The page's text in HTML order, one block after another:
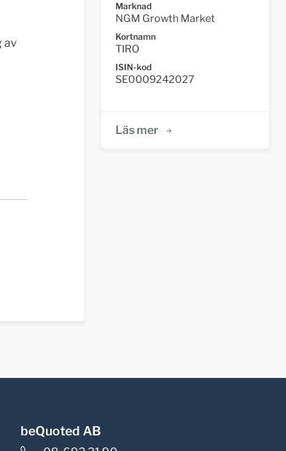
av
Marknad
NGM Growth Market
Kortnamn
TIRO
ISIN-kod
SE0009242027
Läs mer
beQuoted AB